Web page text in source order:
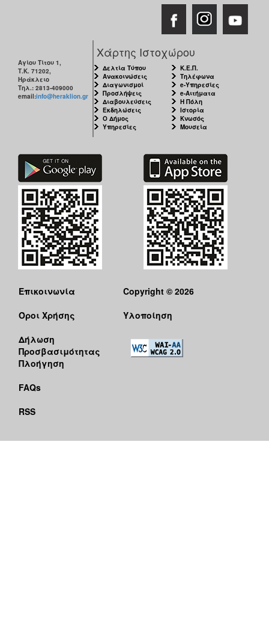
Αγίου Τίτου 1,
Τ.Κ. 71202,
Ηράκλειο
Τηλ.: 2813-409000
email:info@heraklion.gr
Χάρτης Ιστοχώρου
Δελτία Τύπου
Ανακοινώσεις
Διαγωνισμοί
Προσλήψεις
Διαβουλεύσεις
Εκδηλώσεις
Ο Δήμος
Υπηρεσίες
Κ.Ε.Π.
Τηλέφωνα
e-Υπηρεσίες
e-Αιτήματα
Η Πόλη
Ιστορία
Κνωσός
Μουσεία
Επικοινωνία
Όροι Χρήσης
Δήλωση
Προσβασιμότητας
Πλοήγηση
FAQs
RSS
Copyright © 2026
Υλοποίηση